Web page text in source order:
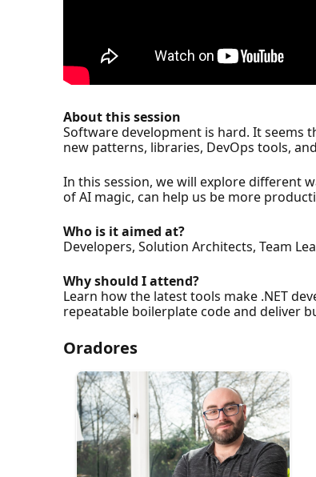
About this session
Software development is hard. It seems
new patterns, libraries, DevOps tools,
In this session, we will explore different
of AI magic, can help us be more
Who is it aimed at?
Developers, Solution Architects, Team
Why should I attend?
Learn how the latest tools make .NET
repeatable boilerplate code and deliver
Oradores